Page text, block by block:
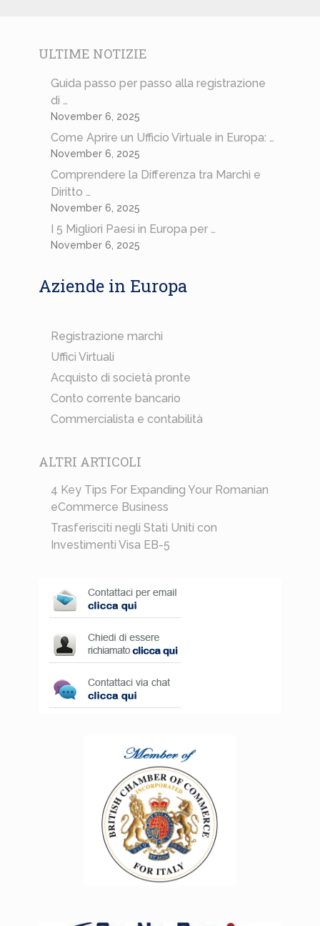
ULTIME NOTIZIE
Guida passo per passo alla registrazione
di …
November 6, 2025
Come Aprire un Ufficio Virtuale in Europa: …
November 6, 2025
Comprendere la Differenza tra Marchi e
Diritto …
November 6, 2025
I 5 Migliori Paesi in Europa per …
November 6, 2025
Aziende in Europa
Registrazione marchi
Uffici Virtuali
Acquisto di società pronte
Conto corrente bancario
Commercialista e contabilità
ALTRI ARTICOLI
4 Key Tips For Expanding Your Romanian
eCommerce Business
Trasferisciti negli Stati Uniti con
Investimenti Visa EB-5